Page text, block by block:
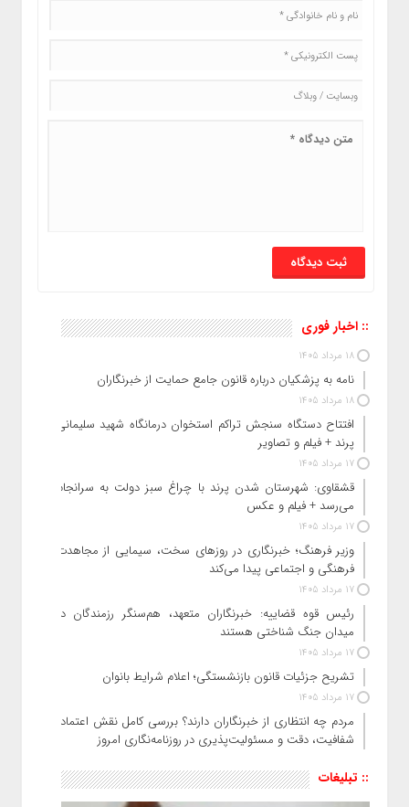
:: اخبار فوری
18 مرداد 1405
نامه به پزشکیان درباره قانون جامع حمایت از خبرنگاران
18 مرداد 1405
افتتاح دستگاه سنجش تراکم استخوان درمانگاه شهید سلیمانی
پرند + فیلم و تصاویر
17 مرداد 1405
قشقاوی: شهرستان شدن پرند با چراغ سبز دولت به سرانجام
می‌رسد + فیلم و عکس
17 مرداد 1405
وزیر فرهنگ؛ خبرنگاری در روزهای سخت، سیمایی از مجاهدت
فرهنگی و اجتماعی پیدا می‌کند
17 مرداد 1405
رئیس قوه قضاییه: خبرنگاران متعهد، هم‌سنگر رزمندگان در
میدان جنگ شناختی هستند
17 مرداد 1405
تشریح جزئیات قانون بازنشستگی؛ اعلام شرایط بانوان
17 مرداد 1405
مردم چه انتظاری از خبرنگاران دارند؟ بررسی کامل نقش اعتماد،
شفافیت، دقت و مسئولیت‌پذیری در روزنامه‌نگاری امروز
:: تبلیغات